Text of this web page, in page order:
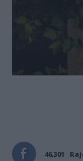
46,301